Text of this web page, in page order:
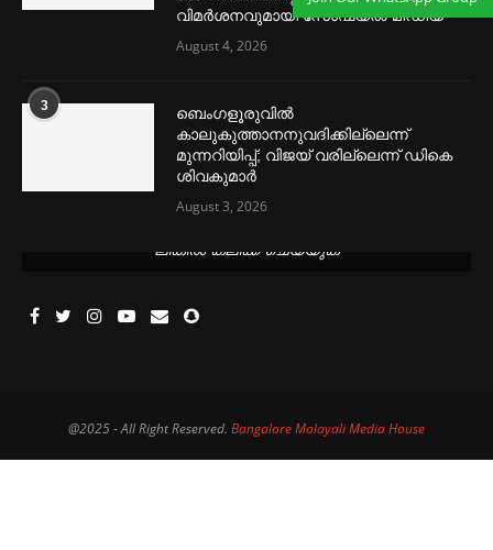
വിമര്‍ശനവുമായി സോഷ്യല്‍ മീഡിയ
August 4, 2026
3
ബെംഗളൂരുവില്‍
കാലുകുത്താനനുവദിക്കില്ലെന്ന്
മുന്നറിയിപ്പ്; വിജയ് വരില്ലെന്ന് ഡികെ
ശിവകുമാര്‍
August 3, 2026
ലിങ്കിൽ ക്ലിക്ക് ചെയ്യുക
@2025 - All Right Reserved. Bangalore Malayali Media House